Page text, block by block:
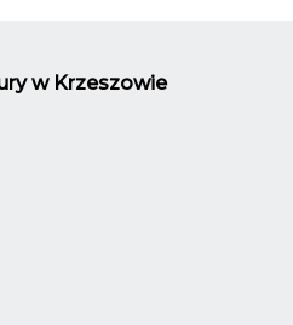
w Krzeszowie